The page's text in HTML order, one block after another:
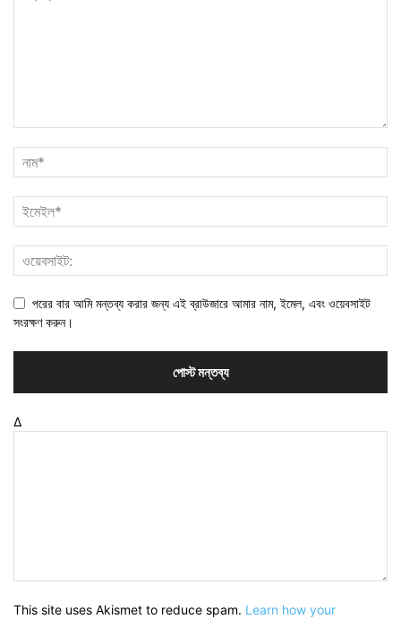
পরের বার আমি মন্তব্য করার জন্য এই ব্রাউজারে আমার নাম, ইমেল, এবং ওয়েবসাইট
সংরক্ষণ করুন।
Δ
This site uses Akismet to reduce spam. Learn how your